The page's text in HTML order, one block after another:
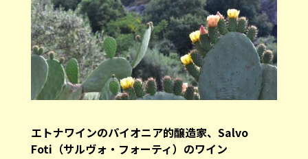
エトナワインのパイオニア的醸造家、Salvo
Foti（サルヴォ・フォーティ）のワイン